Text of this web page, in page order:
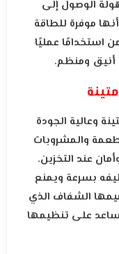
الوصول إلى
موفرة للطاقة
استخدامًا عمليًا
أنيق ومنظم.
وعالية الجودة
والمشروبات
عند التخزين.
بسرعة ويمنع
الشفاف الذي
على تنظيمها